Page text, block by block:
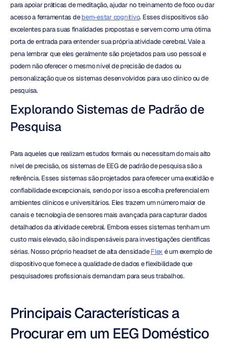
para apoiar práticas de meditação, ajudar no treinamento de foco ou dar
acesso a ferramentas de bem-estar cognitivo. Esses dispositivos são
excelentes para suas finalidades propostas e servem como uma ótima
porta de entrada para entender sua própria atividade cerebral. Vale a
pena lembrar que eles geralmente são projetados para uso pessoal e
podem não oferecer o mesmo nível de precisão de dados ou
personalização que os sistemas desenvolvidos para uso clínico ou de
pesquisa.
Explorando Sistemas de Padrão de
Pesquisa
Para aqueles que realizam estudos formais ou necessitam do mais alto
nível de precisão, os sistemas de EEG de padrão de pesquisa são a
referência. Esses sistemas são projetados para oferecer uma exatidão e
confiabilidade excepcionais, sendo por isso a escolha preferencial em
ambientes clínicos e universitários. Eles trazem um número maior de
canais e tecnologia de sensores mais avançada para capturar dados
detalhados da atividade cerebral. Embora esses sistemas tenham um
custo mais elevado, são indispensáveis para investigações científicas
sérias. Nosso próprio headset de alta densidade Flex é um exemplo de
dispositivo que fornece a qualidade de dados e flexibilidade que
pesquisadores profissionais demandam para seus trabalhos.
Principais Características a
Procurar em um EEG Doméstico